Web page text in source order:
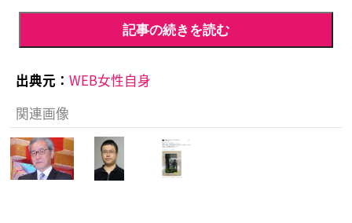
記事の続きを読む
出典元： WEB女性自身
関連画像